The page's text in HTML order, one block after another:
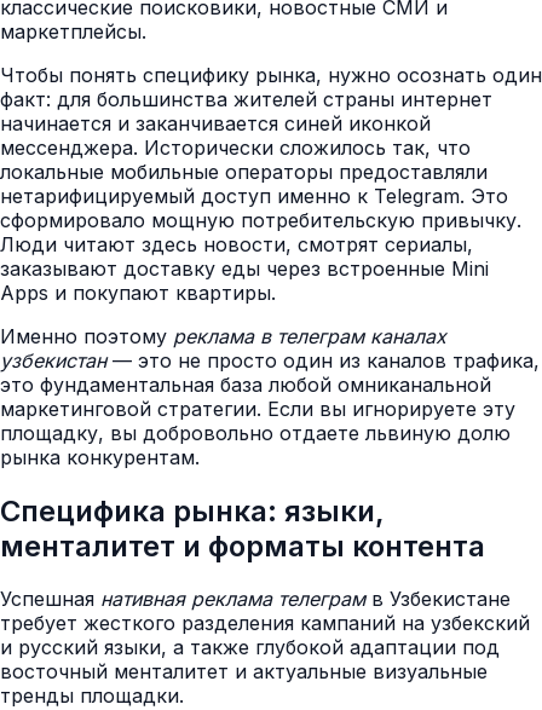
классические поисковики, новостные СМИ и
маркетплейсы.
Чтобы понять специфику рынка, нужно осознать один
факт: для большинства жителей страны интернет
начинается и заканчивается синей иконкой
мессенджера. Исторически сложилось так, что
локальные мобильные операторы предоставляли
нетарифицируемый доступ именно к Telegram. Это
сформировало мощную потребительскую привычку.
Люди читают здесь новости, смотрят сериалы,
заказывают доставку еды через встроенные Mini
Apps и покупают квартиры.
Именно поэтому реклама в телеграм каналах
узбекистан— это не просто один из каналов трафика,
это фундаментальная база любой омниканальной
маркетинговой стратегии. Если вы игнорируете эту
площадку, вы добровольно отдаете львиную долю
рынка конкурентам.
Специфика рынка: языки,
менталитет и форматы контента
Успешная нативная реклама телеграмв Узбекистане
требует жесткого разделения кампаний на узбекский
и русский языки, а также глубокой адаптации под
восточный менталитет и актуальные визуальные
тренды площадки.